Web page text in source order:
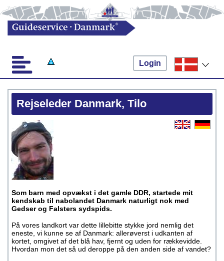
Login
Rejseleder Danmark, Tilo
Som barn med opvækst i det gamle DDR, startede mit
kendskab til nabolandet Danmark naturligt nok med
Gedser og Falsters sydspids.
På vores landkort var dette lillebitte stykke jord nemlig det
eneste, vi kunne se af Danmark: allerøverst i udkanten af
kortet, omgivet af det blå hav, fjernt og uden for rækkevidde.
Hvordan mon det så ud deroppe på den anden side af vandet?